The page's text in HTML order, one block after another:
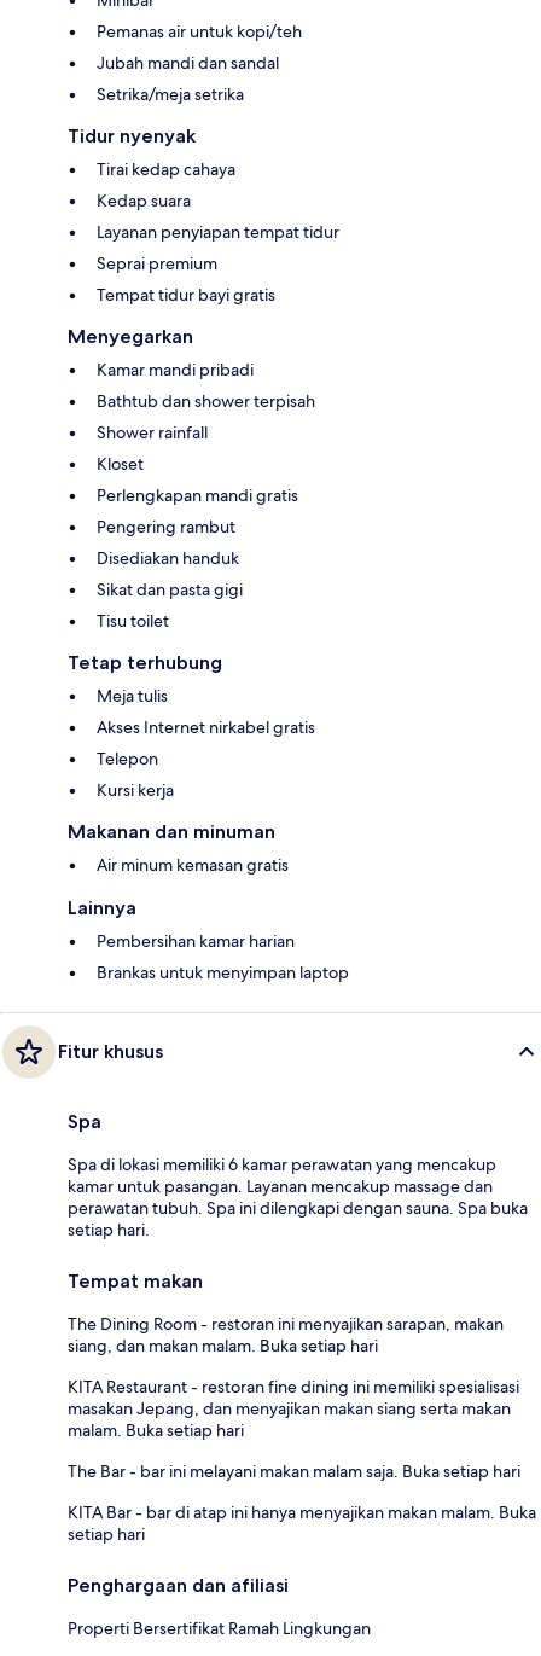
Pemanas air untuk kopi/teh
Jubah mandi dan sandal
Setrika/meja setrika
Tidur nyenyak
Tirai kedap cahaya
Kedap suara
Layanan penyiapan tempat tidur
Seprai premium
Tempat tidur bayi gratis
Menyegarkan
Kamar mandi pribadi
Bathtub dan shower terpisah
Shower rainfall
Kloset
Perlengkapan mandi gratis
Pengering rambut
Disediakan handuk
Sikat dan pasta gigi
Tisu toilet
Tetap terhubung
Meja tulis
Akses Internet nirkabel gratis
Telepon
Kursi kerja
Makanan dan minuman
Air minum kemasan gratis
Lainnya
Pembersihan kamar harian
Brankas untuk menyimpan laptop
Fitur khusus
Spa
Spa di lokasi memiliki 6 kamar perawatan yang mencakup
kamar untuk pasangan. Layanan mencakup massage dan
perawatan tubuh. Spa ini dilengkapi dengan sauna. Spa buka
setiap hari.
Tempat makan
The Dining Room - restoran ini menyajikan sarapan, makan
siang, dan makan malam. Buka setiap hari
KITA Restaurant - restoran fine dining ini memiliki spesialisasi
masakan Jepang, dan menyajikan makan siang serta makan
malam. Buka setiap hari
The Bar - bar ini melayani makan malam saja. Buka setiap hari
KITA Bar - bar di atap ini hanya menyajikan makan malam. Buka
setiap hari
Penghargaan dan afiliasi
Properti Bersertifikat Ramah Lingkungan